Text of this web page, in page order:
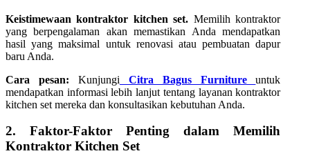
Keistimewaan kontraktor kitchen set. Memilih kontraktor
yang berpengalaman akan memastikan Anda mendapatkan
hasil yang maksimal untuk renovasi atau pembuatan dapur
baru Anda.
Cara pesan: Kunjungi Citra Bagus Furnitureuntuk
mendapatkan informasi lebih lanjut tentang layanan kontraktor
kitchen set mereka dan konsultasikan kebutuhan Anda.
2. Faktor-Faktor Penting dalam Memilih
Kontraktor Kitchen Set